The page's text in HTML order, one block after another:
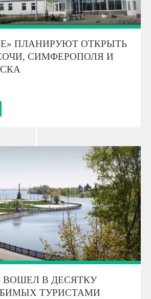
ПЛАНИРУЮТ ОТКРЫТЬ
СИМФЕРОПОЛЯ И
ВОШЕЛ В ДЕСЯТКУ
ТУРИСТАМИ